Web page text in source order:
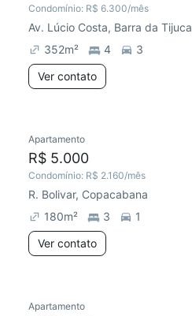
Condomínio: R$ 6.300/mês
Av. Lúcio Costa, Barra da Tijuca
352m² 4
3
Ver contato
Apartamento
R$ 5.000
Condomínio: R$ 2.160/mês
R. Bolivar, Copacabana
180m² 3
1
Ver contato
Apartamento